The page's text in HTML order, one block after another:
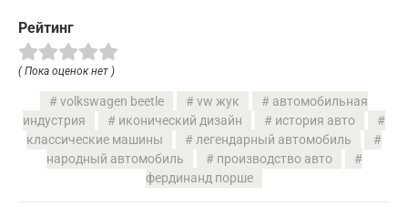
Рейтинг
( Пока оценок нет )
volkswagen beetle vw жук
автомобильная
индустрия
иконический дизайн
история авто
классические машины
легендарный автомобиль
народный автомобиль
производство авто
фердинанд порше